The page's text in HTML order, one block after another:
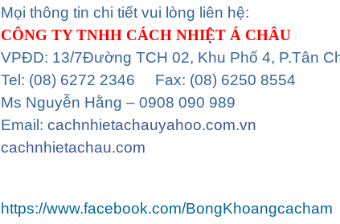
Mọi thông tin chi tiết vui lòng liên hệ:
CÔNG TY TNHH CÁCH NHIỆT Á CHÂU
VPĐD: 13/7Đường TCH 02, Khu Phố 4, P.Tân
Tel: (08) 6272 2346 Fax: (08) 6250 8554
Ms Nguyễn Hằng – 0908 090 989
Email: cachnhietachauyahoo.com.vn
cachnhietachau.com
https://www.facebook.com/BongKhoangcacham